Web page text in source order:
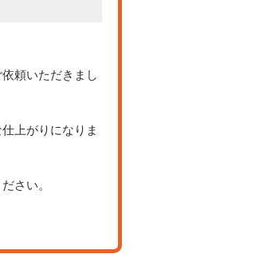
頼いただきまし
上がりになりま
さい。